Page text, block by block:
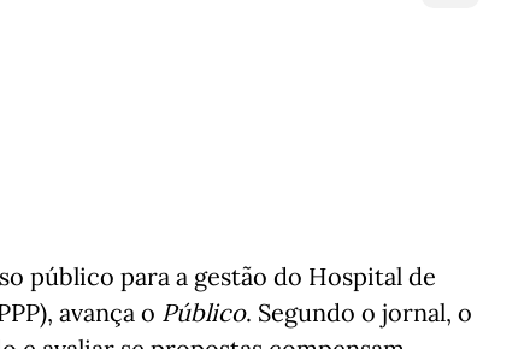
público para a gestão do Hospital de
avança o Público. Segundo o jornal, o